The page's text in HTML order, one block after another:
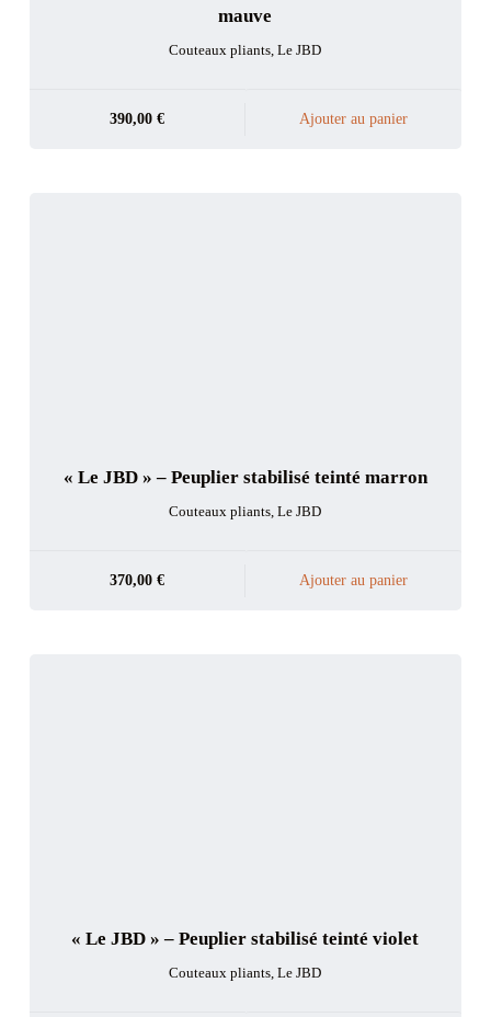
mauve
Couteaux pliants ,Le JBD
390,00€ Ajouter au panier
« Le JBD » – Peuplier stabilisé teinté marron
Couteaux pliants ,Le JBD
370,00€ Ajouter au panier
« Le JBD » – Peuplier stabilisé teinté violet
Couteaux pliants ,Le JBD